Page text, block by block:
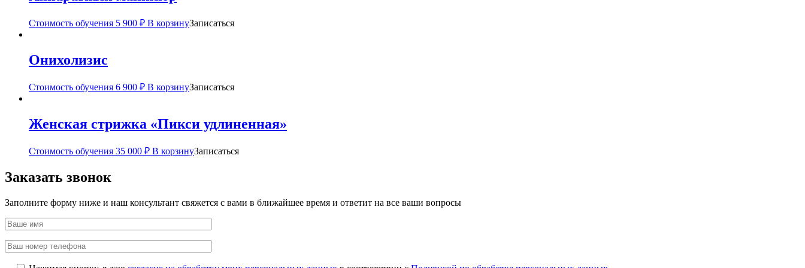
Стоимость обучения 5 900 ₽ В корзинуЗаписаться
Онихолизис
Стоимость обучения 6 900 ₽ В корзинуЗаписаться
Женская стрижка «Пикси удлиненная»
Стоимость обучения 35 000 ₽ В корзинуЗаписаться
Заказать звонок
Заполните форму ниже и наш консультант свяжется с вами в ближайшее время и ответит на все ваши вопросы